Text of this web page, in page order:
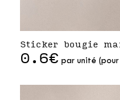
Sticker bougie
0.6€ par unité